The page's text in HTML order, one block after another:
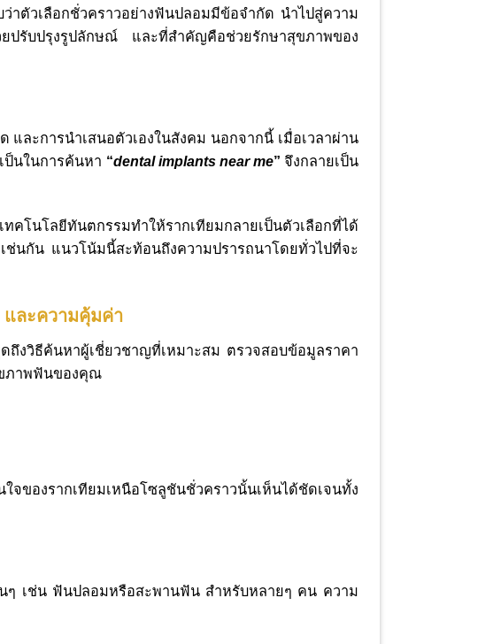
ตัวเลือกชั่วคราวอย่างฟันปลอมมีข้อจำกัด นำไปสู่ความ
ปรับปรุงรูปลักษณ์ และที่สำคัญคือช่วยรักษาสุขภาพของ
ละการนำเสนอตัวเองในสังคม นอกจากนี้ เมื่อเวลาผ่าน
ป็นในการค้นหา “dental implants near me” จึงกลายเป็น
โนโลยีทันตกรรมทำให้รากเทียมกลายเป็นตัวเลือกที่ได้
นกัน แนวโน้มนี้สะท้อนถึงความปรารถนาโดยทั่วไปที่จะ
ละความคุ้มค่า
ถึงวิธีค้นหาผู้เชี่ยวชาญที่เหมาะสม ตรวจสอบข้อมูลราคา
ขภาพฟันของคุณ
ของรากเทียมเหนือโซลูชันชั่วคราวนั้นเห็นได้ชัดเจนทั้ง
นๆ เช่น ฟันปลอมหรือสะพานฟัน สำหรับหลายๆ คน ความ